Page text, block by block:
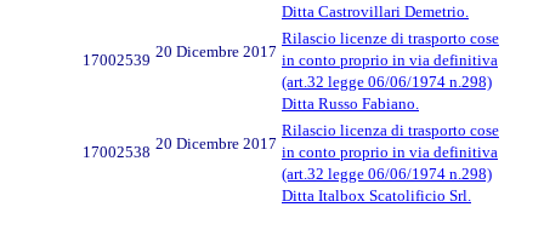
Ditta Castrovillari Demetrio.
17002539 20 Dicembre 2017
Rilascio licenze di trasporto cose
in conto proprio in via definitiva
(art.32 legge 06/06/1974 n.298)
Ditta Russo Fabiano.
17002538 20 Dicembre 2017
Rilascio licenza di trasporto cose
in conto proprio in via definitiva
(art.32 legge 06/06/1974 n.298)
Ditta Italbox Scatolificio Srl.